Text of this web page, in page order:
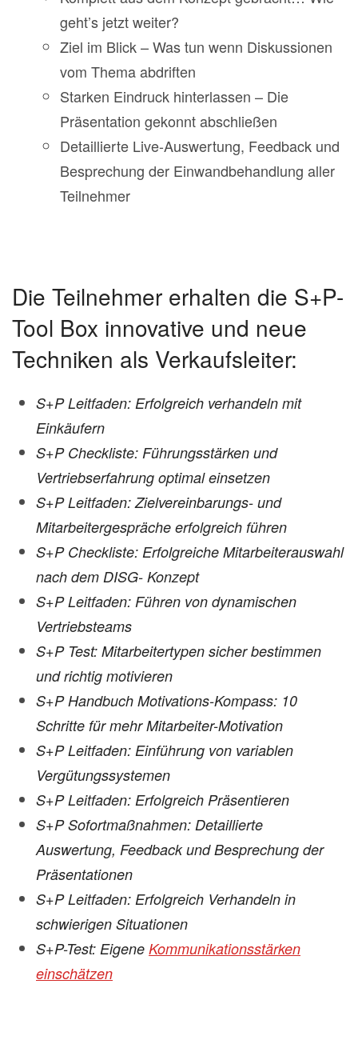
geht’s jetzt weiter?
Ziel im Blick – Was tun wenn Diskussionen
vom Thema abdriften
Starken Eindruck hinterlassen – Die
Präsentation gekonnt abschließen
Detaillierte Live-Auswertung, Feedback und
Besprechung der Einwandbehandlung aller
Teilnehmer
Die Teilnehmer erhalten die S+P-
Tool Box innovative und neue
Techniken als Verkaufsleiter:
S+P Leitfaden: Erfolgreich verhandeln mit
Einkäufern
S+P Checkliste: Führungsstärken und
Vertriebserfahrung optimal einsetzen
S+P Leitfaden: Zielvereinbarungs- und
Mitarbeitergespräche erfolgreich führen
S+P Checkliste: Erfolgreiche Mitarbeiterauswahl
nach dem DISG- Konzept
S+P Leitfaden: Führen von dynamischen
Vertriebsteams
S+P Test: Mitarbeitertypen sicher bestimmen
und richtig motivieren
S+P Handbuch Motivations-Kompass: 10
Schritte für mehr Mitarbeiter-Motivation
S+P Leitfaden: Einführung von variablen
Vergütungssystemen
S+P Leitfaden: Erfolgreich Präsentieren
S+P Sofortmaßnahmen: Detaillierte
Auswertung, Feedback und Besprechung der
Präsentationen
S+P Leitfaden: Erfolgreich Verhandeln in
schwierigen Situationen
S+P-Test: Eigene Kommunikationsstärken
einschätzen